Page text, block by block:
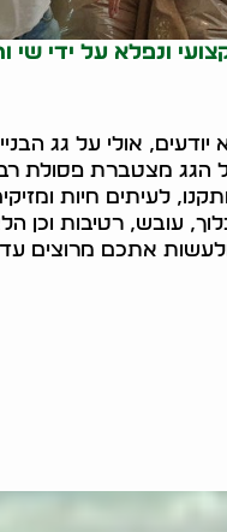
ונפלא על ידי שי
אולי על גג
מצטברת פסולת
לעיתים חיות
עובש, רטיבות וכן
אתכם מרוצים